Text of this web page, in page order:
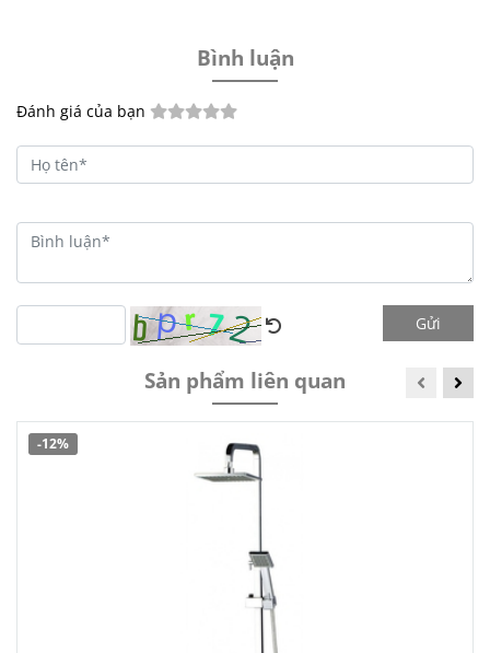
Bình luận
Đánh giá của bạn
Gửi
Sản phẩm liên quan
-12%